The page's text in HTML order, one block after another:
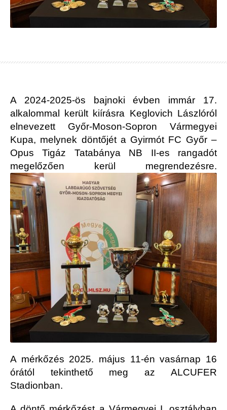
A 2024-2025-ös bajnoki évben immár 17.
alkalommal került kiírásra Keglovich Lászlóról
elnevezett Győr-Moson-Sopron Vármegyei
Kupa, melynek döntőjét a Gyirmót FC Győr –
Opus Tigáz Tatabánya NB II-es rangadót
megelőzően kerül megrendezésre.
A mérkőzés 2025. május 11-én vasárnap 16
órától tekinthető meg az ALCUFER
Stadionban.